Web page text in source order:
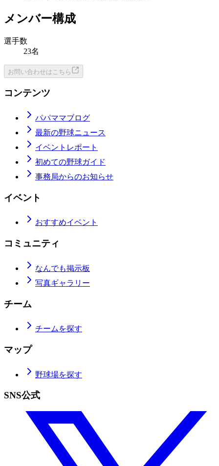
メンバー構成
選手数
23名
お問い合わせはこちら
コンテンツ
パパママブログ
最新の野球ニュース
イベントレポート
初めての野球ガイド
事務局からのお知らせ
イベント
おすすめイベント
コミュニティ
なんでも掲示板
写真ギャラリー
チーム
チームを探す
マップ
野球場を探す
SNS公式